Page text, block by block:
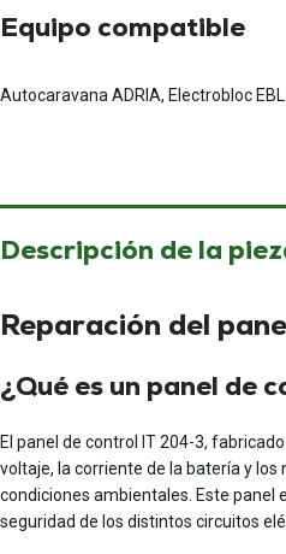
Equipo compatible
Autocaravana ADRIA, Electrobloc EBL
Descripción de la
Reparación del
¿Qué es un panel de
El panel de control IT 204-3,
voltaje, la corriente de la batería y
condiciones ambientales. Este panel
seguridad de los distintos circuitos